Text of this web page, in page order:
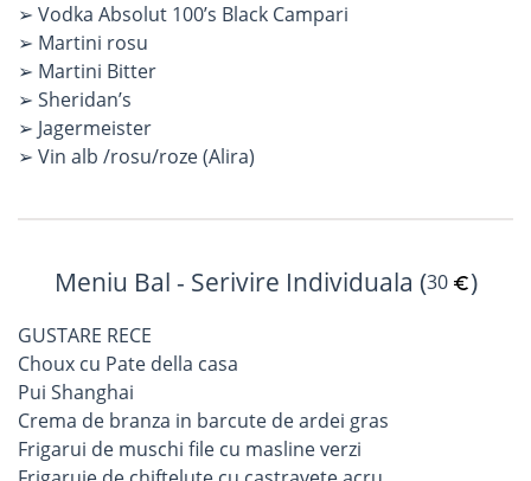
➢ Vodka Absolut 100’s Black Campari
➢ Martini rosu
➢ Martini Bitter
➢ Sheridan’s
➢ Jagermeister
➢ Vin alb /rosu/roze (Alira)
Meniu Bal - Serivire Individuala (30 )
GUSTARE RECE
Choux cu Pate della casa
Pui Shanghai
Crema de branza in barcute de ardei gras
Frigarui de muschi file cu masline verzi